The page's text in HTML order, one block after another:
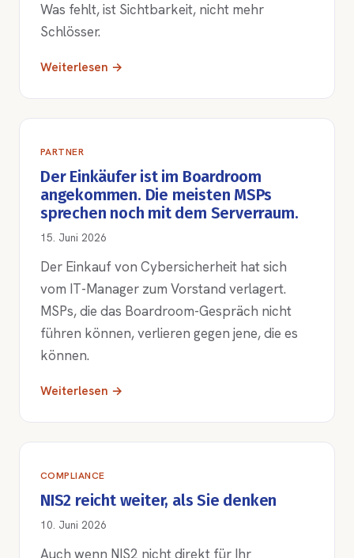
Was fehlt, ist Sichtbarkeit, nicht mehr
Schlösser.
Weiterlesen →
PARTNER
Der Einkäufer ist im Boardroom
angekommen. Die meisten MSPs
sprechen noch mit dem Serverraum.
15. Juni 2026
Der Einkauf von Cybersicherheit hat sich
vom IT-Manager zum Vorstand verlagert.
MSPs, die das Boardroom-Gespräch nicht
führen können, verlieren gegen jene, die es
können.
Weiterlesen →
COMPLIANCE
NIS2 reicht weiter, als Sie denken
10. Juni 2026
Auch wenn NIS2 nicht direkt für Ihr